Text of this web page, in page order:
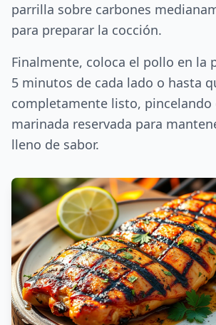
parrilla sobre carbones
para preparar la cocción.
Finalmente, coloca el pollo en la
5 minutos de cada lado o hasta
completamente listo, pincelando
marinada reservada para
lleno de sabor.